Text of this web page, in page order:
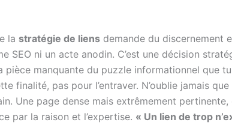
la stratégie de liens demande du discernement
SEO ni un acte anodin. C’est une décision
pièce manquante du puzzle informationnel que
finalité, pas pour l’entraver. N’oublie jamais
Une page dense mais extrêmement
par la raison et l’expertise. « Un lien de trop